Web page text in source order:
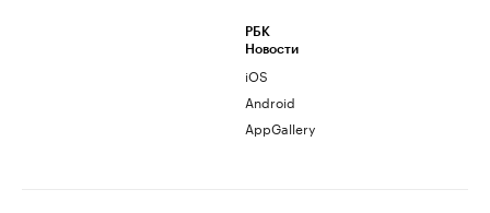
РБК
Новости
iOS
Android
AppGallery